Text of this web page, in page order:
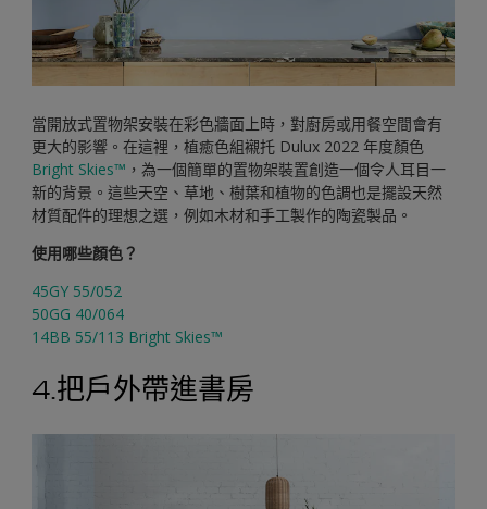
當開放式置物架安裝在彩色牆面上時，對廚房或用餐空間會有
更大的影響。在這裡，植癒色組襯托 Dulux 2022 年度顏色
Bright Skies™ ，為一個簡單的置物架裝置創造一個令人耳目一
新的背景。這些天空、草地、樹葉和植物的色調也是擺設天然
材質配件的理想之選，例如木材和手工製作的陶瓷製品。
使用哪些顏色？
45GY 55/052
50GG 40/064
14BB 55/113 Bright Skies™
4.把戶外帶進書房